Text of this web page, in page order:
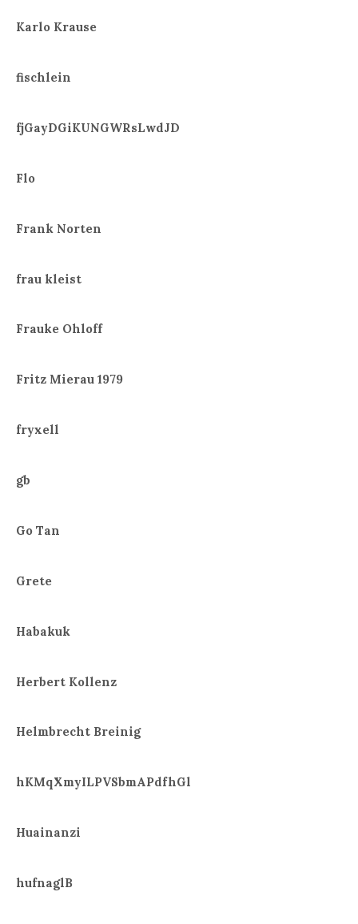
Karlo Krause
fischlein
fjGayDGiKUNGWRsLwdJD
Flo
Frank Norten
frau kleist
Frauke Ohloff
Fritz Mierau 1979
fryxell
gb
Go Tan
Grete
Habakuk
Herbert Kollenz
Helmbrecht Breinig
hKMqXmyILPVSbmAPdfhGl
Huainanzi
hufnaglB